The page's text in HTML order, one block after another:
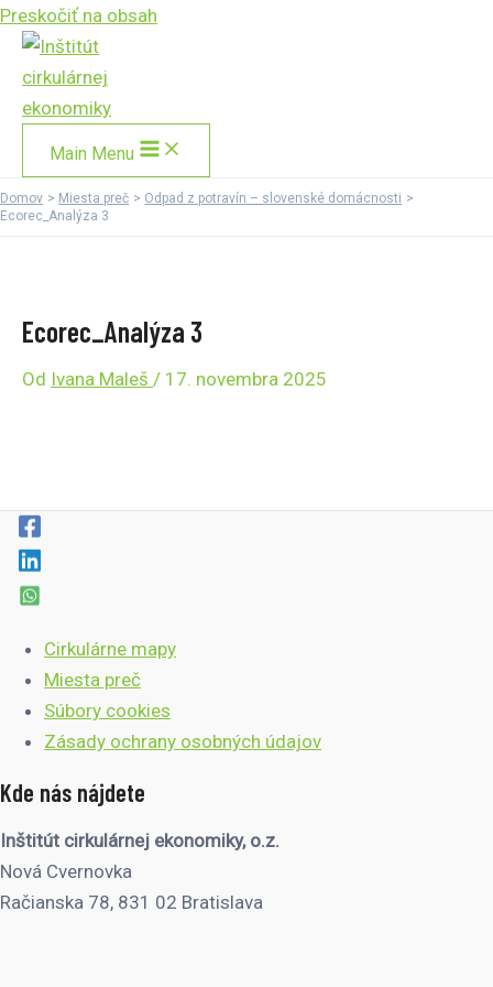
Preskočiť na obsah
Main Menu
Domov Miesta preč
Odpad z potravín – slovenské domácnosti
Ecorec_Analýza 3
Ecorec_Analýza 3
Od Ivana Maleš / 17. novembra 2025
Cirkulárne mapy
Miesta preč
Súbory cookies
Zásady ochrany osobných údajov
Kde nás nájdete
Inštitút cirkulárnej ekonomiky, o.z.
Nová Cvernovka
Račianska 78, 831 02 Bratislava